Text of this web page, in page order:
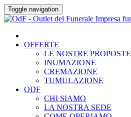
Skip
to
Toggle navigation
OFFERTE
LE NOSTRE PROPOSTE
INUMAZIONE
CREMAZIONE
TUMULAZIONE
ODF
CHI SIAMO
LA NOSTRA SEDE